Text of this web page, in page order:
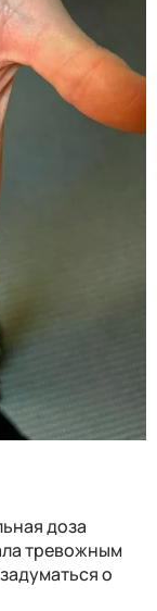
доза
тревожным
о